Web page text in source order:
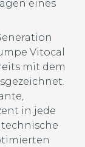
eines
Vitocal
mit dem
in jede